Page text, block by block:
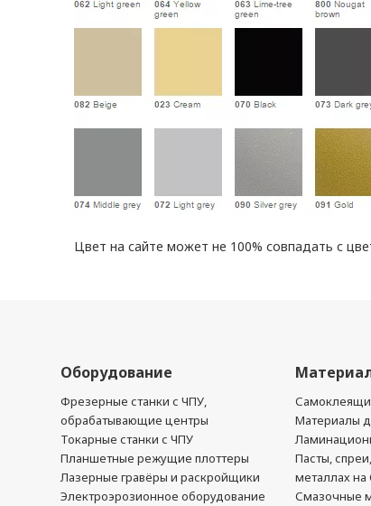
Цвет на сайте может не 100% совпадать с
Оборудование
Фрезерные станки с ЧПУ,
обрабатывающие центры
Токарные станки с ЧПУ
Планшетные режущие плоттеры
Лазерные гравёры и раскройщики
Электроэрозионное оборудование
Материалы
Пасты,
металлах на
Смазочные